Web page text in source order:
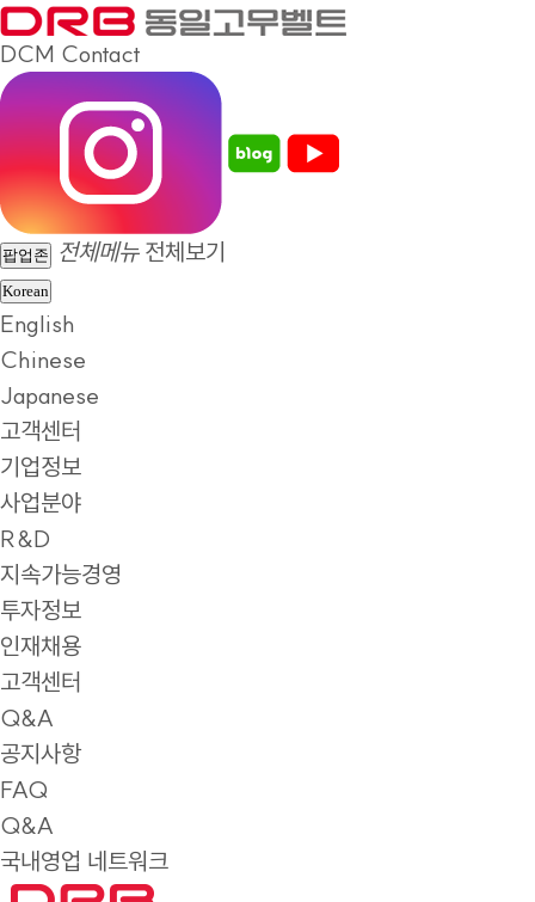
DCM Contact
팝업존 전체메뉴 전체보기
Korean
English
Chinese
Japanese
고객센터
기업정보
사업분야
R&D
지속가능경영
투자정보
인재채용
고객센터
Q&A
공지사항
FAQ
Q&A
국내영업 네트워크